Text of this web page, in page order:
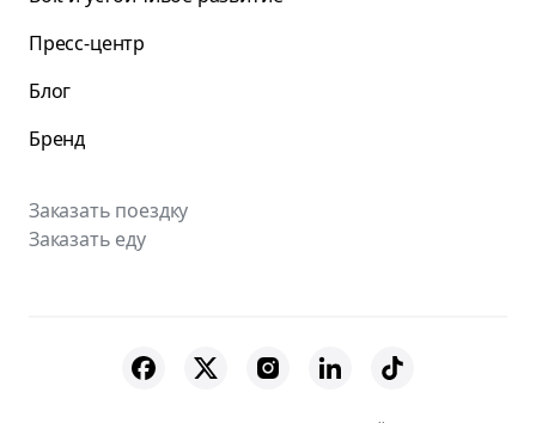
Пресс-центр
Блог
Бренд
Заказать поездку
Заказать еду